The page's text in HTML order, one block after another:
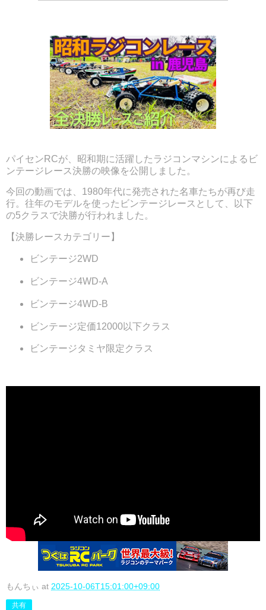
パイセンRCが、昭和期に活躍したラジコンマシンによるビ
ンテージレース決勝の映像を公開しました。
今回の動画では、1980年代に発売された名車たちが再び走
行。往年のモデルを使ったビンテージレースとして、以下
の5クラスで決勝が行われました。
【決勝レースカテゴリー】
ビンテージ2WD
ビンテージ4WD-A
ビンテージ4WD-B
ビンテージ定価12000以下クラス
ビンテージタミヤ限定クラス
もんちぃ at 2025-10-06T15:01:00+09:00
共有